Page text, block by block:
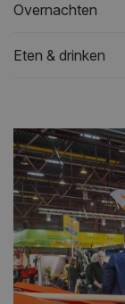
Overnachten
Eten & drinken